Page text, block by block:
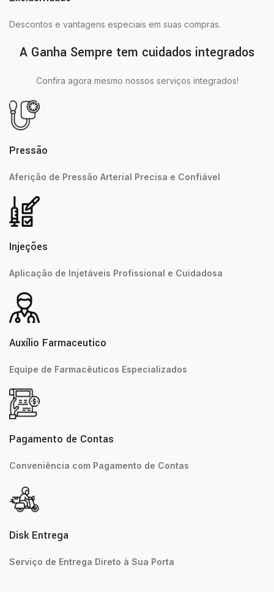
Descontos e vantagens especiais em suas compras.
A Ganha Sempre tem cuidados integrados
Confira agora mesmo nossos serviços integrados!
Pressão
Aferição de Pressão Arterial Precisa e Confiável
Injeções
Aplicação de Injetáveis Profissional e Cuidadosa
Auxílio Farmaceutico
Equipe de Farmacêuticos Especializados
Pagamento de Contas
Conveniência com Pagamento de Contas
Disk Entrega
Serviço de Entrega Direto à Sua Porta